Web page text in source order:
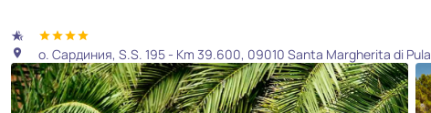
hotel_class starstarstarstar
location_on
о. Сардиния, S.S. 195 - Km 39.600, 09010 Santa Margherita di Pula